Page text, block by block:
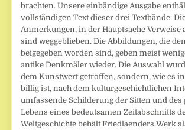
brachten. Unsere einbändige Ausgabe
vollständigen Text dieser drei Textbände.
Anmerkungen, in der Hauptsache Verweise
sind weggeblieben. Die Abbildungen, die
beigegeben worden sind, geben meist
antike Denkmäler wieder. Die Auswahl
dem Kunstwert getroffen, sondern, wie es
billig ist, nach dem kulturgeschichtlichen
umfassende Schilderung der Sitten und des
Lebens eines bedeutsamen Zeitabschnitts
Weltgeschichte behält Friedlaenders Werk